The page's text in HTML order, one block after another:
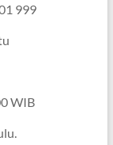
999
WIB